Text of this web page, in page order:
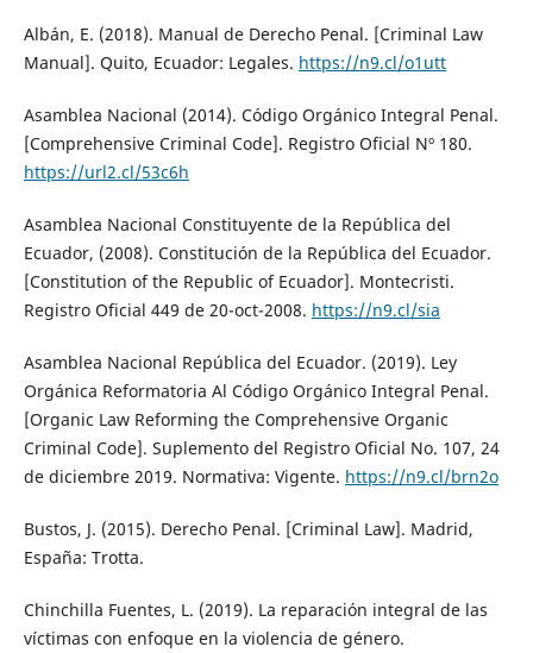
Albán, E. (2018). Manual de Derecho Penal. [Criminal Law
Manual]. Quito, Ecuador: Legales. https://n9.cl/o1utt
Asamblea Nacional (2014). Código Orgánico Integral Penal.
[Comprehensive Criminal Code]. Registro Oficial Nº 180.
https://url2.cl/53c6h
Asamblea Nacional Constituyente de la República del
Ecuador, (2008). Constitución de la República del Ecuador.
[Constitution of the Republic of Ecuador]. Montecristi.
Registro Oficial 449 de 20-oct-2008. https://n9.cl/sia
Asamblea Nacional República del Ecuador. (2019). Ley
Orgánica Reformatoria Al Código Orgánico Integral Penal.
[Organic Law Reforming the Comprehensive Organic
Criminal Code]. Suplemento del Registro Oficial No. 107, 24
de diciembre 2019. Normativa: Vigente. https://n9.cl/brn2o
Bustos, J. (2015). Derecho Penal. [Criminal Law]. Madrid,
España: Trotta.
Chinchilla Fuentes, L. (2019). La reparación integral de las
víctimas con enfoque en la violencia de género.